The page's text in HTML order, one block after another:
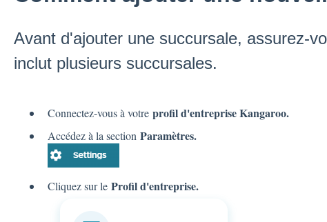
Avant d'ajouter une succursale, assurez-
inclut plusieurs succursales.
Connectez-vous à votre profil d'entreprise Kangaroo.
Accédez à la sectionParamètres.
Cliquez sur le Profil d'entreprise.